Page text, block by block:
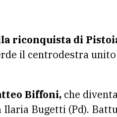
riconquista di
il centrodestra
Biffoni, che
Bugetti (Pd).